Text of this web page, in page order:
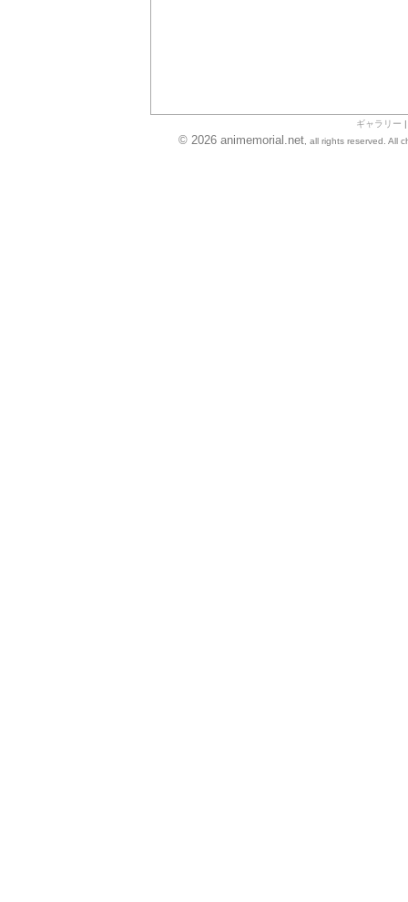
ギャラリー
© 2026 animemorial.net, all rights reserved. All